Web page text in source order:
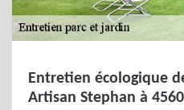
Entretien écologique
Artisan Stephan à